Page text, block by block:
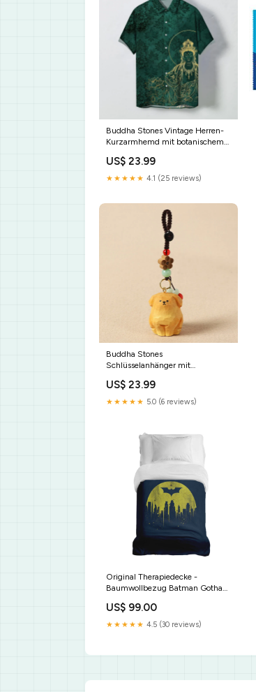
Buddha Stones Vintage Herren-
Kurzarmhemd mit botanischem
knitterfreiem Material Schwarzer
Obsidianring
US$ 23.99
★★★★★ 4.1 (25 reviews)
Buddha Stones
Schlüsselanhänger mit
Om Mani Padme Hum
Kreativitäts-Motive Stil:Gelber
US$ 23.99
★★★★★ 5.0 (6 reviews)
Original Therapiedecke -
Baumwollbezug Batman Gotham
US$ 99.00
★★★★★ 4.5 (30 reviews)